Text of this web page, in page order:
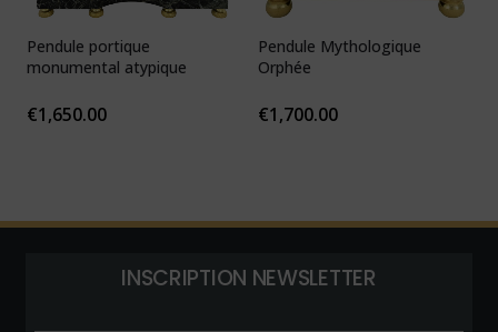
Pendule portique
monumental atypique
€1,650.00
Pendule Mythologique
Orphée
€1,700.00
INSCRIPTION NEWSLETTER